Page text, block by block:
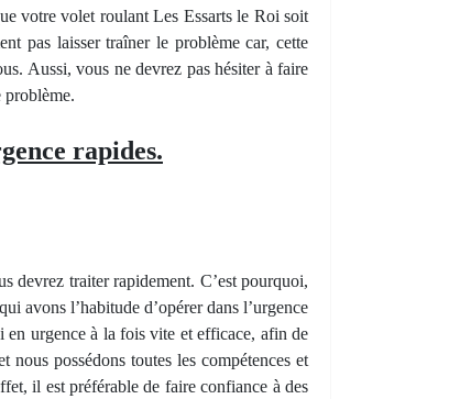
votre volet roulant Les Essarts le Roi soit
pas laisser traîner le problème car, cette
Aussi, vous ne devrez pas hésiter à faire
problème.
rapides.
devrez traiter rapidement. C’est pourquoi,
avons l’habitude d’opérer dans l’urgence
en urgence à la fois vite et efficace, afin de
nous possédons toutes les compétences et
il est préférable de faire confiance à des